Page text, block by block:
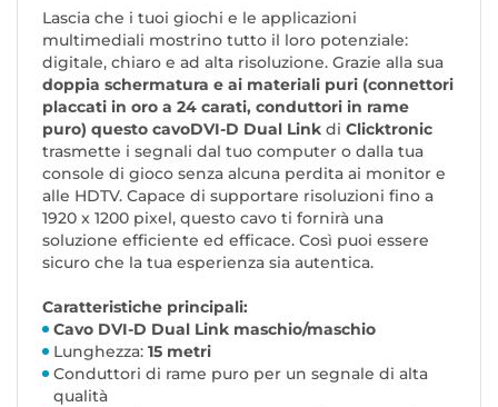
Lascia che i tuoi giochi e le applicazioni
multimediali mostrino tutto il loro potenziale:
digitale, chiaro e ad alta risoluzione. Grazie alla sua
doppia schermatura e ai materiali puri (connettori
placcati in oro a 24 carati, conduttori in rame
puro) questo cavoDVI-D Dual Link di Clicktronic
trasmette i segnali dal tuo computer o dalla tua
console di gioco senza alcuna perdita ai monitor e
alle HDTV. Capace di supportare risoluzioni fino a
1920 x 1200 pixel, questo cavo ti fornirà una
soluzione efficiente ed efficace. Così puoi essere
sicuro che la tua esperienza sia autentica.
Caratteristiche principali:
Cavo DVI-D Dual Link maschio/maschio
Lunghezza: 15 metri
Conduttori di rame puro per un segnale di alta
qualità